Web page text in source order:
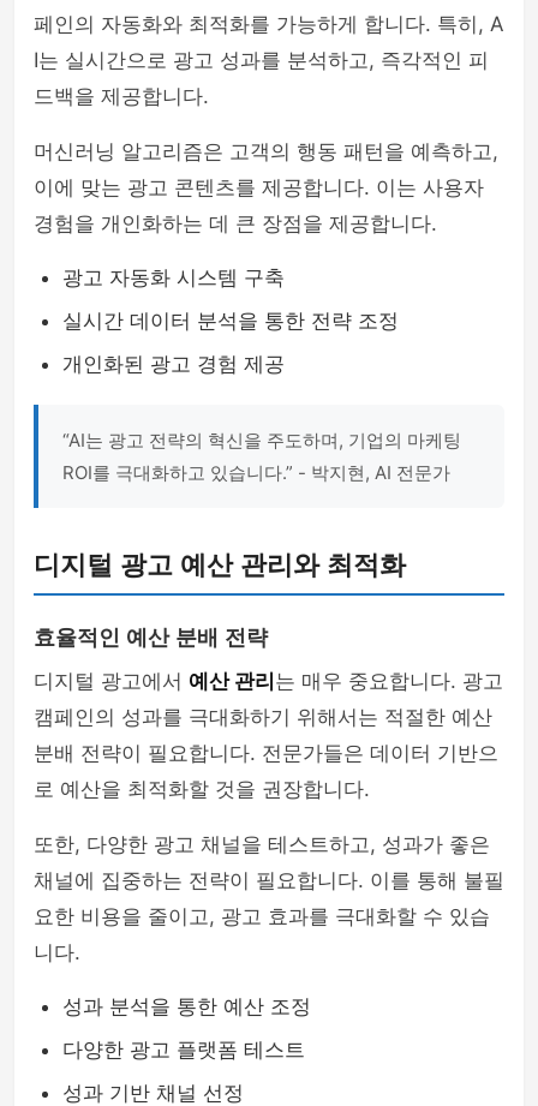
페인의 자동화와 최적화를 가능하게 합니다. 특히, A
I는 실시간으로 광고 성과를 분석하고, 즉각적인 피
드백을 제공합니다.
머신러닝 알고리즘은 고객의 행동 패턴을 예측하고,
이에 맞는 광고 콘텐츠를 제공합니다. 이는 사용자
경험을 개인화하는 데 큰 장점을 제공합니다.
광고 자동화 시스템 구축
실시간 데이터 분석을 통한 전략 조정
개인화된 광고 경험 제공
“AI는 광고 전략의 혁신을 주도하며, 기업의 마케팅
ROI를 극대화하고 있습니다.” - 박지현, AI 전문가
디지털 광고 예산 관리와 최적화
효율적인 예산 분배 전략
디지털 광고에서 예산 관리 는 매우 중요합니다. 광고
캠페인의 성과를 극대화하기 위해서는 적절한 예산
분배 전략이 필요합니다. 전문가들은 데이터 기반으
로 예산을 최적화할 것을 권장합니다.
또한, 다양한 광고 채널을 테스트하고, 성과가 좋은
채널에 집중하는 전략이 필요합니다. 이를 통해 불필
요한 비용을 줄이고, 광고 효과를 극대화할 수 있습
니다.
성과 분석을 통한 예산 조정
다양한 광고 플랫폼 테스트
성과 기반 채널 선정